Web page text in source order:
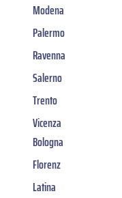
Modena
Palermo
Ravenna
Salerno
Trento
Vicenza
Bologna
Florenz
Latina